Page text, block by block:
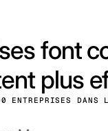
font
plus
DANS